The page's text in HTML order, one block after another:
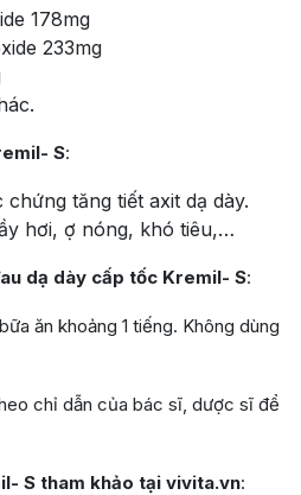
178mg
233mg
S:
tăng tiết axit dạ dày.
hơi, ợ nóng, khó tiêu,…
dạ dày cấp tốc Kremil- S:
ăn khoảng 1 tiếng. Không dùng
chỉ dẫn của bác sĩ, dược sĩ để
S tham khảo tại vivita.vn: